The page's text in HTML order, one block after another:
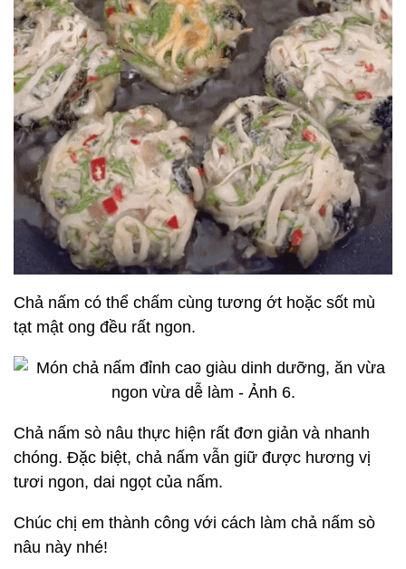
Chả nấm có thể chấm cùng tương ớt hoặc sốt mù
tạt mật ong đều rất ngon.
Chả nấm sò nâu thực hiện rất đơn giản và nhanh
chóng. Đặc biệt, chả nấm vẫn giữ được hương vị
tươi ngon, dai ngọt của nấm.
Chúc chị em thành công với cách làm chả nấm sò
nâu này nhé!